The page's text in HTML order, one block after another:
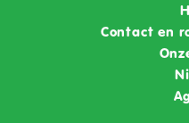
Contact en